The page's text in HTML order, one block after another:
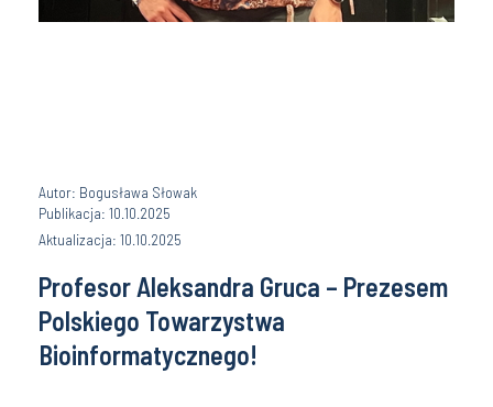
Autor: Bogusława Słowak
Publikacja: 10.10.2025
Aktualizacja: 10.10.2025
Profesor Aleksandra Gruca – Prezesem
Polskiego Towarzystwa
Bioinformatycznego!